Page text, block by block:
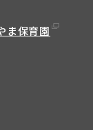
ま保育園